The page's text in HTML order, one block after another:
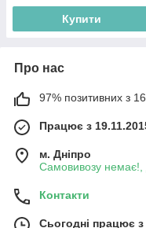
Купити
Про нас
97% позитивних з
Працює з
м. Дніпро
Самовивозу немає!,
Контакти
Сьогодні працює